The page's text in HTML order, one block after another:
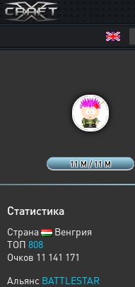
11 M / 11 M
Статистика
Страна
Венгрия
ТОП 808
Очков 11 141 171
Альянс BATTLESTAR